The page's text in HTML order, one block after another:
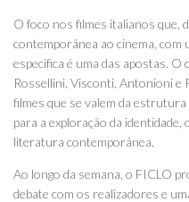
O foco nos filmes italianos que,
contemporânea ao cinema,
específica é uma das apostas. O
Rossellini, Visconti, Antonioni e
filmes que se valem da
para a exploração da
literatura contemporânea.
Ao longo da semana, o FICLO
debate com os realizadores e